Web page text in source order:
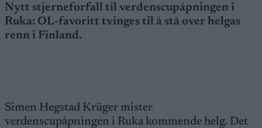
Nytt stjerneforfall til verdenscupåpningen i
Ruka: OL-favoritt tvinges til å stå over helgas
renn i Finland.
Simen Hegstad Krüger mister
verdenscupåpningen i Ruka kommende helg. Det